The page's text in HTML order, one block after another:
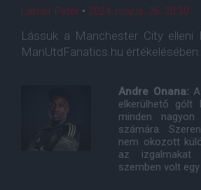
Lakner Péter • 2024. május. 26. 20:30
Lássuk a Manchester City elleni
ManUtdFanatics.hu értékelésében...
Andre Onana:
elkerülhető gólt
minden
számára.
nem okozott
az izgalmakat
szemben volt